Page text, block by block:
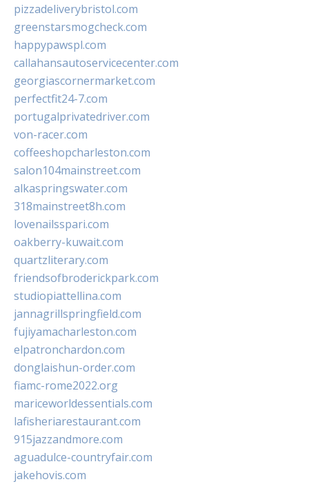
pizzadeliverybristol.com
greenstarsmogcheck.com
happypawspl.com
callahansautoservicecenter.com
georgiascornermarket.com
perfectfit24-7.com
portugalprivatedriver.com
von-racer.com
coffeeshopcharleston.com
salon104mainstreet.com
alkaspringswater.com
318mainstreet8h.com
lovenailsspari.com
oakberry-kuwait.com
quartzliterary.com
friendsofbroderickpark.com
studiopiattellina.com
jannagrillspringfield.com
fujiyamacharleston.com
elpatronchardon.com
donglaishun-order.com
fiamc-rome2022.org
mariceworldessentials.com
lafisheriarestaurant.com
915jazzandmore.com
aguadulce-countryfair.com
jakehovis.com